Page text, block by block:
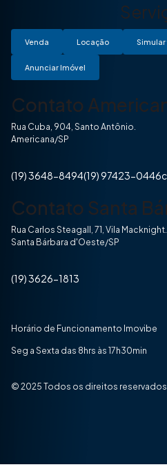
Venda Locação
Anunciar Imóvel
Contato
Rua Cuba, 904, Santo Antônio.
Americana/SP
(19) 3648-8494(19) 97423-0446
Contato Santa
Rua Carlos Steagall, 71, Vila Macknight.
Santa Bárbara d'Oeste/SP
(19) 3626-1813
Horário de Funcionamento Imovibe
Seg a Sexta das 8hrs às 17h30min
© 2025 Todos os direitos reservados